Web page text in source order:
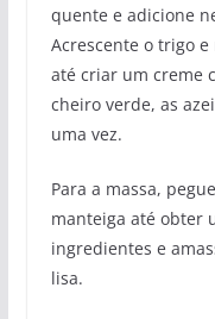
quente e adicione
Acrescente o trigo
até criar um creme
cheiro verde, as
uma vez.
Para a massa,
manteiga até obter
ingredientes e
lisa.